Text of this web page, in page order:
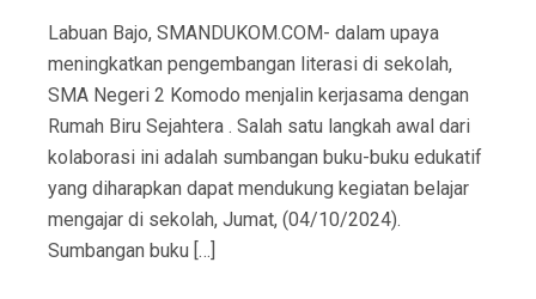
Labuan Bajo, SMANDUKOM.COM- dalam upaya
meningkatkan pengembangan literasi di sekolah,
SMA Negeri 2 Komodo menjalin kerjasama dengan
Rumah Biru Sejahtera . Salah satu langkah awal dari
kolaborasi ini adalah sumbangan buku-buku edukatif
yang diharapkan dapat mendukung kegiatan belajar
mengajar di sekolah, Jumat, (04/10/2024).
Sumbangan buku […]